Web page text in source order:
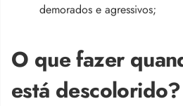
demorados e agressivos;
O que fazer
está descolorido?